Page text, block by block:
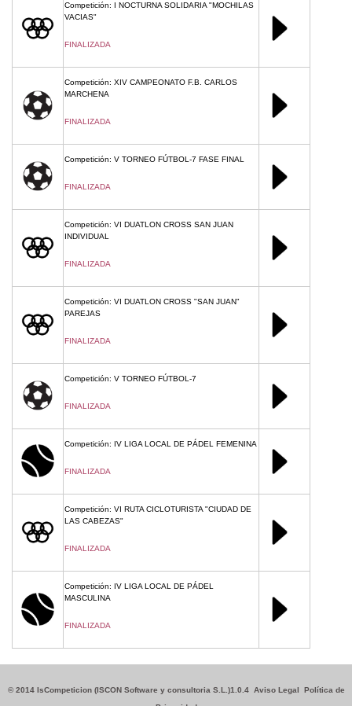
Competición: I NOCTURNA SOLIDARIA "MOCHILAS
VACIAS"
FINALIZADA
Competición: XIV CAMPEONATO F.B. CARLOS
MARCHENA
FINALIZADA
Competición: V TORNEO FÚTBOL-7 FASE FINAL
FINALIZADA
Competición: VI DUATLON CROSS SAN JUAN
INDIVIDUAL
FINALIZADA
Competición: VI DUATLON CROSS "SAN JUAN"
PAREJAS
FINALIZADA
Competición: V TORNEO FÚTBOL-7
FINALIZADA
Competición: IV LIGA LOCAL DE PÁDEL FEMENINA
FINALIZADA
Competición: VI RUTA CICLOTURISTA "CIUDAD DE
LAS CABEZAS"
FINALIZADA
Competición: IV LIGA LOCAL DE PÁDEL
MASCULINA
FINALIZADA
© 2014 IsCompeticion (ISCON Software y consultoria S.L.)1.0.4 Aviso Legal Política de